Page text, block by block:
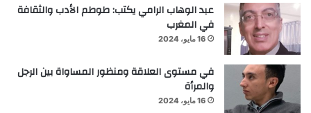
عبد الوهاب الرامي يكتب: طوطم الأدب والثقافة
في المغرب
16 مايو، 2024
في مستوى العلاقة ومنظور المساواة بين الرجل
والمرأة
16 مايو، 2024